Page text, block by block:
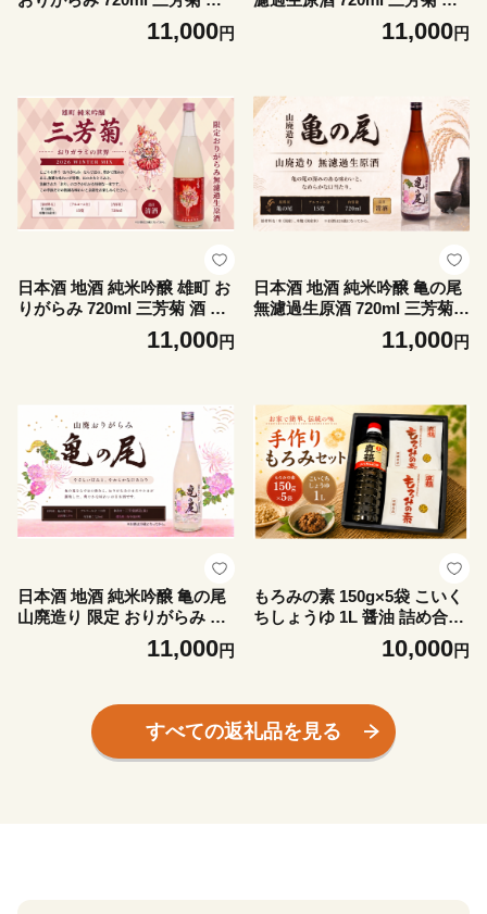
ギフト お酒 sake さけ 地酒
母の日 父の日 お正月 贈答品
みよし miyoshi 酒米
11,000円
ギフト お酒 sake さけ 地酒
母の日 父の日 お正月 贈答品
みよし miyoshi 酒米
11,000円
日本酒 地酒 純米吟醸 雄町 お
りがらみ 720ml 三芳菊 酒 ギ
フト お酒 sake さけ 地酒 母
の日 父の日 お正月 贈答品 プ
よし miyoshi 酒米
11,000円
日本酒 地酒 純米吟醸 亀の尾
無濾過生原酒 720ml 三芳菊
酒 ギフト お酒 sake さけ 地
酒 母の日 父の日 お正月 贈答
市 みよし miyoshi 酒米
11,000円
日本酒 地酒 純米吟醸 亀の尾
山廃造り 限定 おりがらみ 72
0ml 三芳菊 酒 ギフト お酒 sa
ke さけ 地酒 母の日 父の日
徳島県 三好市 みよし miyosh
11,000円
もろみの素 150g×5袋 こいく
ちしょうゆ 1L 醤油 詰め合わ
せ 調味料 コク 濃厚 発酵調味
料 もろみ 麴菌 麹 昔ながらの
醤油 濃口醬油
10,000円
すべての返礼品を見る